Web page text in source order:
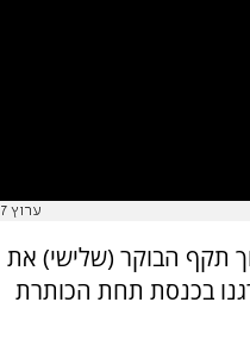
ערוץ 7
תקף הבוקר (שלישי) את
בכנסת תחת הכותרת